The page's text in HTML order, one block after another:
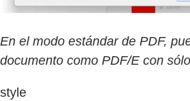
En el modo estándar de PDF,
documento como PDF/E con
style